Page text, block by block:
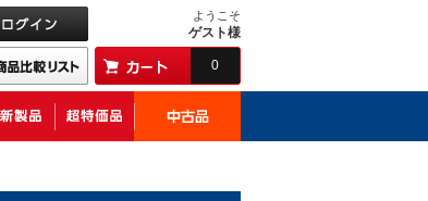
ようこそ
ゲスト様
0